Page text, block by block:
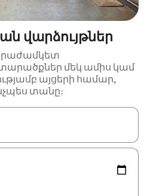
վարձույթներ
մեկ ամիս կամ
այցերի համար,
տանը։
լինեն, սլաքների